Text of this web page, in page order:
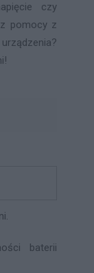
czy
pomocy z
baterii